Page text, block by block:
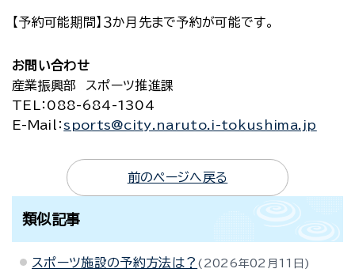
【予約可能期間】３か月先まで予約が可能です。
お問い合わせ
産業振興部 スポーツ推進課
TEL
：088-684-1304
E-Mail
： sports@city.naruto.i-tokushima.jp
前のページへ戻る
類似記事
スポーツ施設の予約方法は？ 2026年02月11日